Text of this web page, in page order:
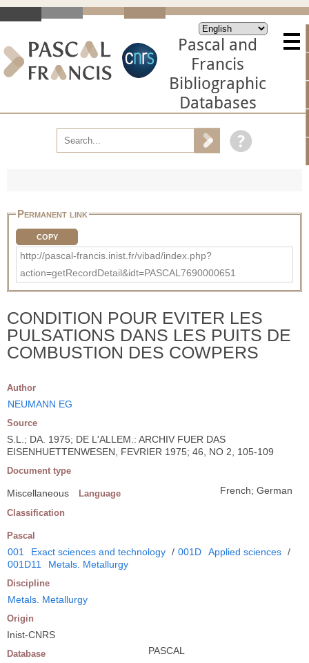
Pascal and
Francis
Bibliographic
Databases
Permanent link
COPY
http://pascal-francis.inist.fr/vibad/index.php?
action=getRecordDetail&idt=PASCAL7690000651
CONDITION POUR EVITER LES
PULSATIONS DANS LES PUITS DE
COMBUSTION DES COWPERS
Author
NEUMANN EG
Source
S.L.; DA. 1975; DE L'ALLEM.: ARCHIV FUER DAS
EISENHUETTENWESEN, FEVRIER 1975; 46, NO 2, 105-109
Document type
Miscellaneous Language French; German
Classification
Pascal
001 Exact sciences and technology / 001D Applied sciences /
001D11
Metals. Metallurgy
Discipline
Metals. Metallurgy
Origin
Inist-CNRS
Database PASCAL